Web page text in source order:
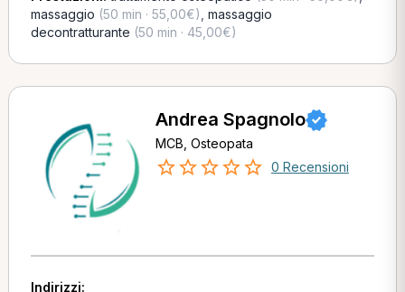
massaggio (50 min · 55,00€) massaggio
decontratturante (50 min · 45,00€)
Andrea Spagnolo
MCB, Osteopata
0 Recensioni
Indirizzi: